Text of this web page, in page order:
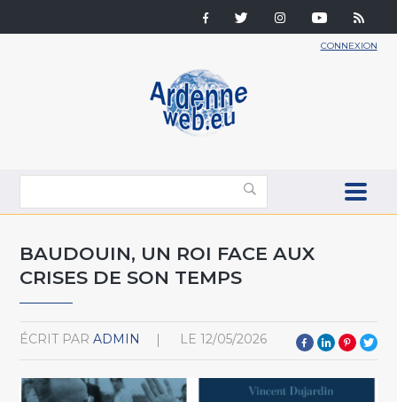
CONNEXION
BAUDOUIN, UN ROI FACE AUX
CRISES DE SON TEMPS
ÉCRIT PAR ADMIN LE 12/05/2026